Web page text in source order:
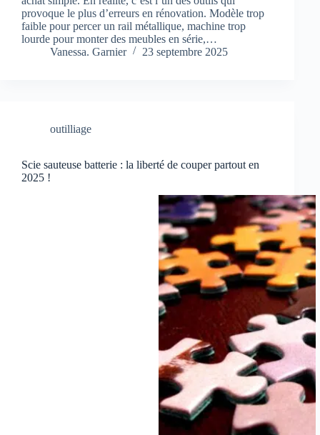
provoque le plus d’erreurs en rénovation. Modèle trop
faible pour percer un rail métallique, machine trop
lourde pour monter des meubles en série,…
Vanessa. Garnier
23 septembre 2025
outilliage
Scie sauteuse batterie : la liberté de couper partout en
2025 !